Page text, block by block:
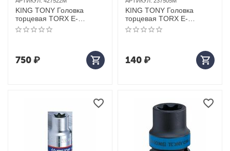
KING TONY Головка
торцевая TORX Е-
стандарт 1/2", E22, L = 77
мм
750₽
KING TONY Головка
торцевая TORX Е-
стандарт 1/4", E5, L = 24
мм
140₽